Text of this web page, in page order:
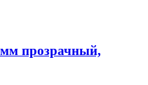
прозрачный,